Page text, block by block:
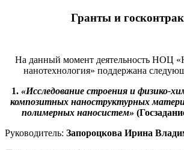
Гранты и
На данный момент деятельность НОЦ
нанотехнология» поддержана
1. «Исследование строения и физико-
композитных наноструктурных
полимерных наносистем»
Руководитель: Запороцкова Ирина